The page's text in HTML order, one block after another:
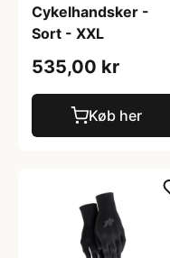
Cykelhandsker -
Sort - XXL
535,00 kr
Køb her